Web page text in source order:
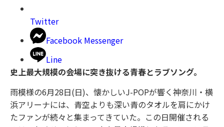
Twitter
Facebook Messenger
Line
史上最大規模の会場に突き抜ける青春とラブソング。
雨模様の6月28日(日)、懐かしいJ-POPが響く神奈川・横
浜アリーナには、青空よりも深い青のタオルを肩にかけ
たファンが続々と集まってきていた。この日開催される